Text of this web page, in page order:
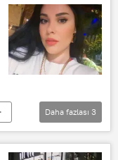
Daha fazlası 3